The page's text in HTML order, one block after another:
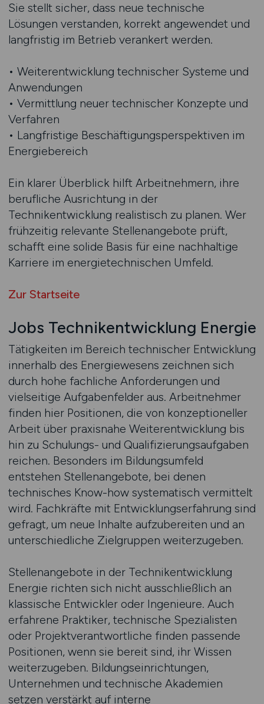
Sie stellt sicher, dass neue technische
Lösungen verstanden, korrekt angewendet und
langfristig im Betrieb verankert werden.
• Weiterentwicklung technischer Systeme und
Anwendungen
• Vermittlung neuer technischer Konzepte und
Verfahren
• Langfristige Beschäftigungsperspektiven im
Energiebereich
Ein klarer Überblick hilft Arbeitnehmern, ihre
berufliche Ausrichtung in der
Technikentwicklung realistisch zu planen. Wer
frühzeitig relevante Stellenangebote prüft,
schafft eine solide Basis für eine nachhaltige
Karriere im energietechnischen Umfeld.
Zur Startseite
Jobs Technikentwicklung Energie
Tätigkeiten im Bereich technischer Entwicklung
innerhalb des Energiewesens zeichnen sich
durch hohe fachliche Anforderungen und
vielseitige Aufgabenfelder aus. Arbeitnehmer
finden hier Positionen, die von konzeptioneller
Arbeit über praxisnahe Weiterentwicklung bis
hin zu Schulungs- und Qualifizierungsaufgaben
reichen. Besonders im Bildungsumfeld
entstehen Stellenangebote, bei denen
technisches Know-how systematisch vermittelt
wird. Fachkräfte mit Entwicklungserfahrung sind
gefragt, um neue Inhalte aufzubereiten und an
unterschiedliche Zielgruppen weiterzugeben.
Stellenangebote in der Technikentwicklung
Energie richten sich nicht ausschließlich an
klassische Entwickler oder Ingenieure. Auch
erfahrene Praktiker, technische Spezialisten
oder Projektverantwortliche finden passende
Positionen, wenn sie bereit sind, ihr Wissen
weiterzugeben. Bildungseinrichtungen,
Unternehmen und technische Akademien
setzen verstärkt auf interne